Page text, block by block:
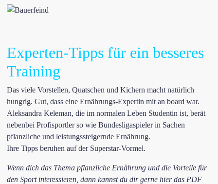
Experten-Tipps für ein besseres
Training
Das viele Vorstellen, Quatschen und Kichern macht natürlich
hungrig. Gut, dass eine Ernährungs-Expertin mit an board war.
Aleksandra Keleman, die im normalen Leben Studentin ist, berät
nebenbei Profisportler so wie Bundesligaspieler in Sachen
pflanzliche und leistungssteigernde Ernährung.
Ihre Tipps beruhen auf der Superstar-Vormel.
Wenn dich das Thema pflanzliche Ernährung und die Vorteile für
den Sport interessieren, dann kannst du dir gerne hierdas PDF